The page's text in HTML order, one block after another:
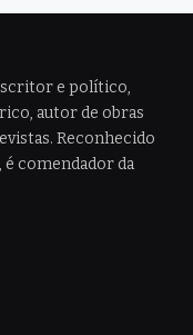
e político,
autor de obras
Reconhecido
comendador da